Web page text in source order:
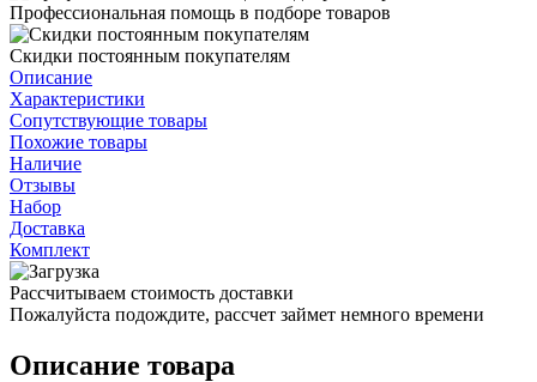
Профессиональная помощь в подборе товаров
Скидки постоянным покупателям
Описание
Характеристики
Сопутствующие товары
Похожие товары
Наличие
Отзывы
Набор
Доставка
Комплект
Рассчитываем стоимость доставки
Пожалуйста подождите, рассчет займет немного времени
Описание товара